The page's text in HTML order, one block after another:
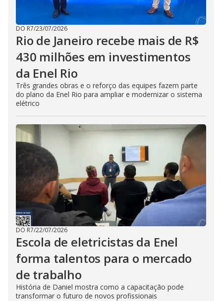
DO R7/23/07/2026
Rio de Janeiro recebe mais de R$
430 milhões em investimentos
da Enel Rio
Três grandes obras e o reforço das equipes fazem parte
do plano da Enel Rio para ampliar e modernizar o sistema
elétrico
DO R7/22/07/2026
Escola de eletricistas da Enel
forma talentos para o mercado
de trabalho
História de Daniel mostra como a capacitação pode
transformar o futuro de novos profissionais